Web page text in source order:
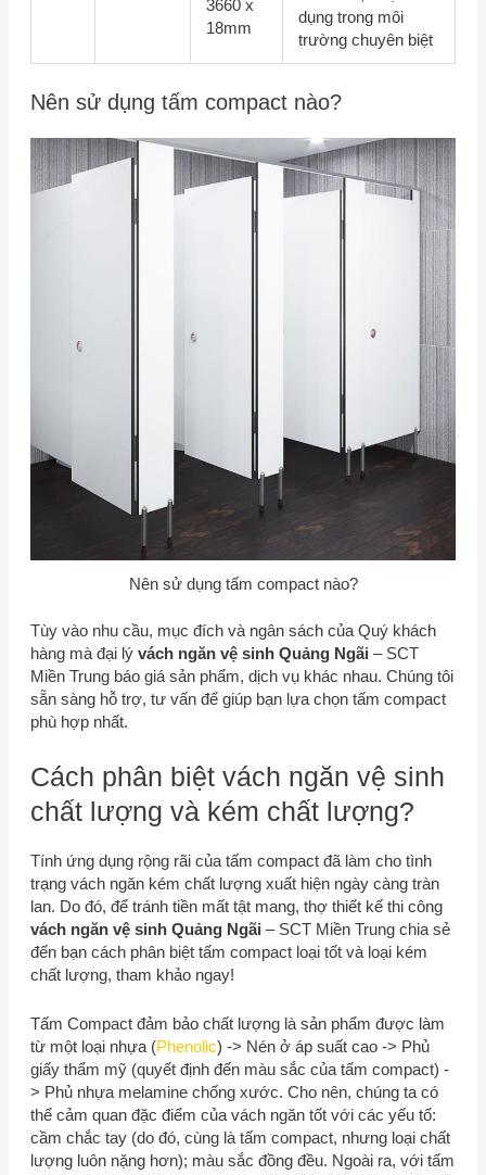
3660 x
18mm
dụng trong môi
trường chuyên biệt
Nên sử dụng tấm compact nào?
Nên sử dụng tấm compact nào?
Tùy vào nhu cầu, mục đích và ngân sách của Quý khách
hàng mà đại lý vách ngăn vệ sinh Quảng Ngãi – SCT
Miền Trungbáo giá sản phẩm, dịch vụ khác nhau. Chúng tôi
sẵn sàng hỗ trợ, tư vấn để giúp bạn lựa chọn tấm compact
phù hợp nhất.
Cách phân biệt vách ngăn vệ sinh
chất lượng và kém chất lượng?
Tính ứng dụng rộng rãi của tấm compact đã làm cho tình
trạng vách ngăn kém chất lượng xuất hiện ngày càng tràn
lan. Do đó, để tránh tiền mất tật mang, thợ thiết kế thi công
vách ngăn vệ sinh Quảng Ngãi – SCT Miền Trungchia sẻ
đến bạn cách phân biệt tấm compact loại tốt và loại kém
chất lượng, tham khảo ngay!
Tấm Compact đảm bảo chất lượng là sản phẩm được làm
từ một loại nhựa (Phenolic) -> Nén ở áp suất cao -> Phủ
giấy thẩm mỹ (quyết định đến màu sắc của tấm compact) -
> Phủ nhựa melamine chống xước. Cho nên, chúng ta có
thể cảm quan đặc điểm của vách ngăn tốt với các yếu tố:
cầm chắc tay (do đó, cùng là tấm compact, nhưng loại chất
lượng luôn nặng hơn); màu sắc đồng đều. Ngoài ra, với tấm